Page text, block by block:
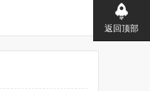
返回顶部